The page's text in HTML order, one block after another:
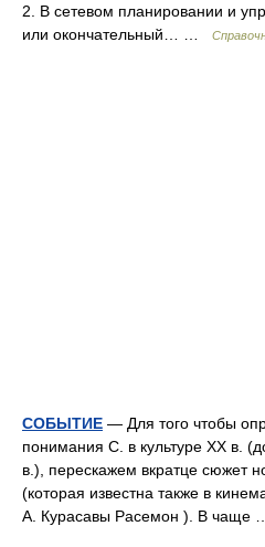
2. В сетевом планировании и
или окончательный… …
СОБЫТИЕ — Для того чтобы
понимания С. в культуре ХХ в.
в.), перескажем вкратце сюжет
(которая известна также в
А. Курасавы Расемон ). В чаще